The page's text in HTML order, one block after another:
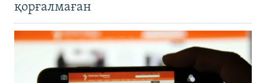
қорғалмаған